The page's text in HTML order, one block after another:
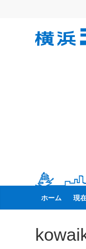
横
リ
ン
観
た
ホーム 現